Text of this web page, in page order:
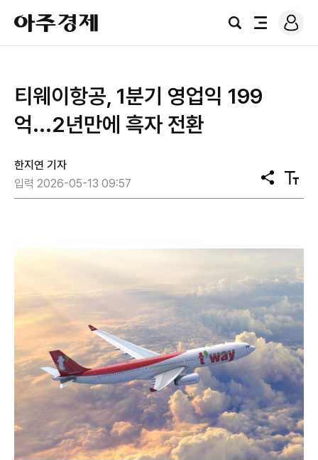
아
주
경
검
전
로
그
티웨이항공, 1분기 영업익 199
억...2년만에 흑자 전환
한지연 기자
입력 2026-05-13 09:57
공
유
텍
스